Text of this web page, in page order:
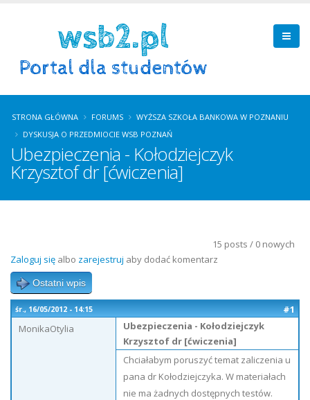
STRONA GŁÓWNA FORUMS
WYŻSZA SZKOŁA BANKOWA W POZNANIU
DYSKUSJA O PRZEDMIOCIE WSB POZNAŃ
Ubezpieczenia - Kołodziejczyk
Krzysztof dr [ćwiczenia]
15 posts / 0 nowych
Zaloguj się albo zarejestruj aby dodać komentarz
Ostatni wpis
śr., 16/05/2012 - 14:15
#1
MonikaOtylia
Ubezpieczenia - Kołodziejczyk
Krzysztof dr [ćwiczenia]
Chciałabym poruszyć temat zaliczenia u
pana dr Kołodziejczyka. W materiałach
nie ma żadnych dostępnych testów.